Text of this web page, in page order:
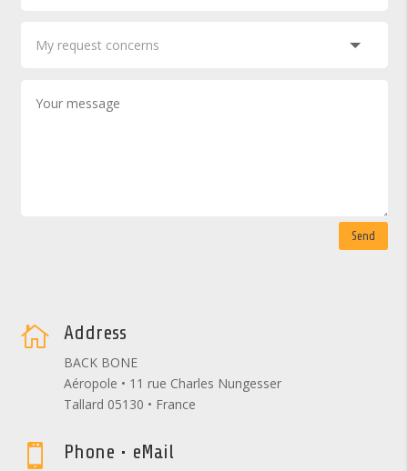
Send
 Address
BACK BONE
Aéropole • 11 rue Charles Nungesser
Tallard 05130 • France
 Phone • eMail